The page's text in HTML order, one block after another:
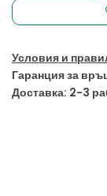
Условия и
Гаранция за
Доставка: 2-3